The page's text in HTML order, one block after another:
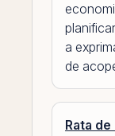
a
de
Rata